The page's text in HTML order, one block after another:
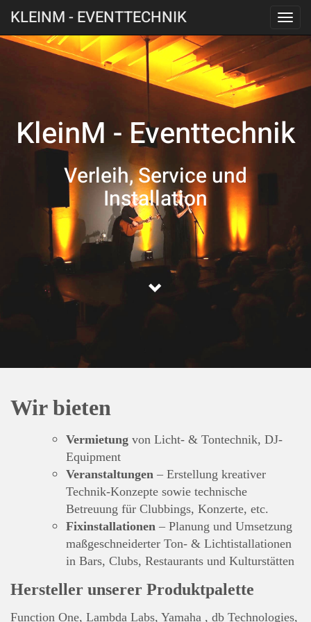
PRIMARY
Skip
KLEINM - EVENTTECHNIK
KleinM - Eventtechnik
Verleih, Service und
Installation
Wir bieten
Vermietung von Licht- & Tontechnik, DJ-
Equipment
Veranstaltungen – Erstellung kreativer
Technik-Konzepte sowie technische
Betreuung für Clubbings, Konzerte, etc.
Fixinstallationen – Planung und Umsetzung
maßgeschneiderter Ton- & Lichtistallationen
in Bars, Clubs, Restaurants und Kulturstätten
Hersteller unserer Produktpalette
Function One, Lambda Labs, Yamaha , db Technologies,